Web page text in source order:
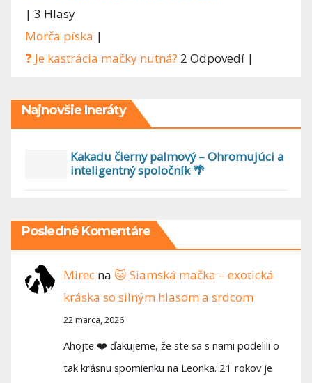
| 3 Hlasy
Morča píska |
❓ Je kastrácia mačky nutná? 2 Odpovedí |
Najnovšie Ineráty
Kakadu čierny palmový – Ohromujúci a
inteligentný spoločník 🌴
Posledné Komentáre
Mirec na🐱 Siamská mačka – exotická
kráska so silným hlasom a srdcom
22 marca, 2026
Ahojte ❤️ ďakujeme, že ste sa s nami podelili o
tak krásnu spomienku na Leonka. 21 rokov je